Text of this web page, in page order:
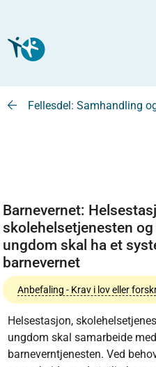
Fellesdel: Samhandling
Barnevernet:
skolehelsetjenesten
ungdom skal ha et
barnevernet
Anbefaling - Krav i lov eller
Helsestasjon,
ungdom skal samarbeide
barneverntjenesten. Ved